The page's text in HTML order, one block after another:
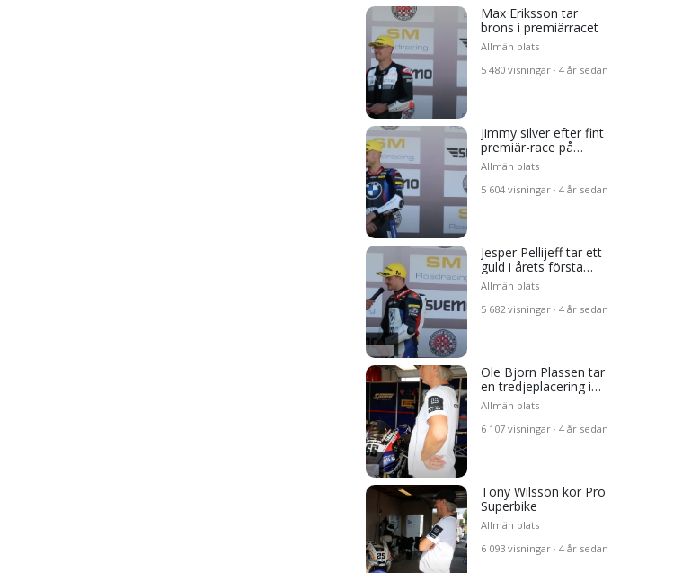
Max Eriksson tar
brons i premiärracet
Allmän plats
5 480 visningar · 4 år sedan
Jimmy silver efter fint
premiär-race på
Anderstorp
Allmän plats
5 604 visningar · 4 år sedan
Jesper Pellijeff tar ett
guld i årets första
race
Allmän plats
5 682 visningar · 4 år sedan
Ole Bjorn Plassen tar
en tredjeplacering i
Pro Superbike
Allmän plats
6 107 visningar · 4 år sedan
Tony Wilsson kör Pro
Superbike
Allmän plats
6 093 visningar · 4 år sedan